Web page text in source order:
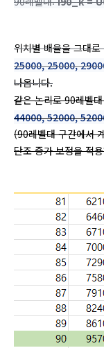
위치별 배율을 그대
25000, 25000,
나옵니다.
같은 논리로 90레벨
44000, 52000,
(90레벨대 구간에서
단조 증가 보정을 적